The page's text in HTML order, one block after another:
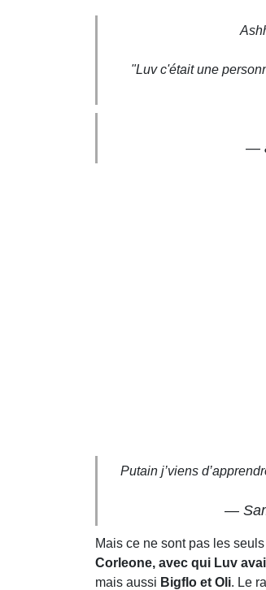
"Luv c'était une
—
Putain j’viens
—
Mais ce ne sont pas les seuls
Corleone, avec qui Luv
mais aussi Bigflo et Oli. Le